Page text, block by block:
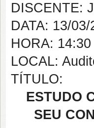
DISCENTE:
DATA: 13/03/
HORA: 14:30
LOCAL:
TÍTULO:
ESTUDO
SEU